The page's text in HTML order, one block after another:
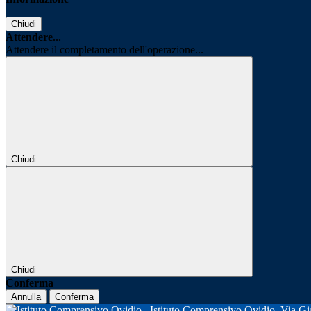
Chiudi
Attendere...
Attendere il completamento dell'operazione...
Chiudi
Chiudi
Conferma
Annulla Conferma